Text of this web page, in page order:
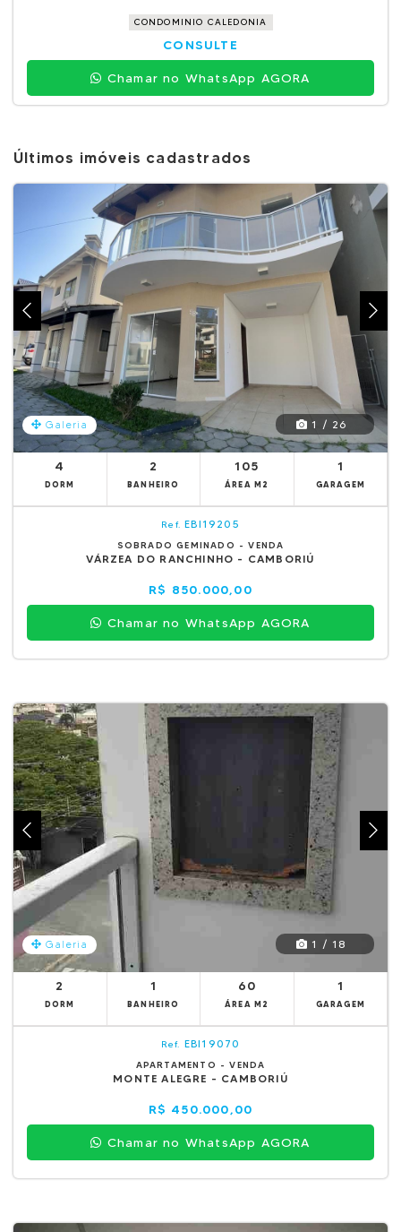
CONDOMINIO CALEDONIA
CONSULTE
Chamar no WhatsApp AGORA
Últimos imóveis cadastrados
Galeria 1 / 26
4
DORM
2
BANHEIRO
105
ÁREA M2
1
GARAGEM
Ref. EBI19205
SOBRADO GEMINADO - VENDA
VÁRZEA DO RANCHINHO - CAMBORIÚ
R$ 850.000,00
Chamar no WhatsApp AGORA
Galeria 1 / 18
2
DORM
1
BANHEIRO
60
ÁREA M2
1
GARAGEM
Ref. EBI19070
APARTAMENTO - VENDA
MONTE ALEGRE - CAMBORIÚ
R$ 450.000,00
Chamar no WhatsApp AGORA